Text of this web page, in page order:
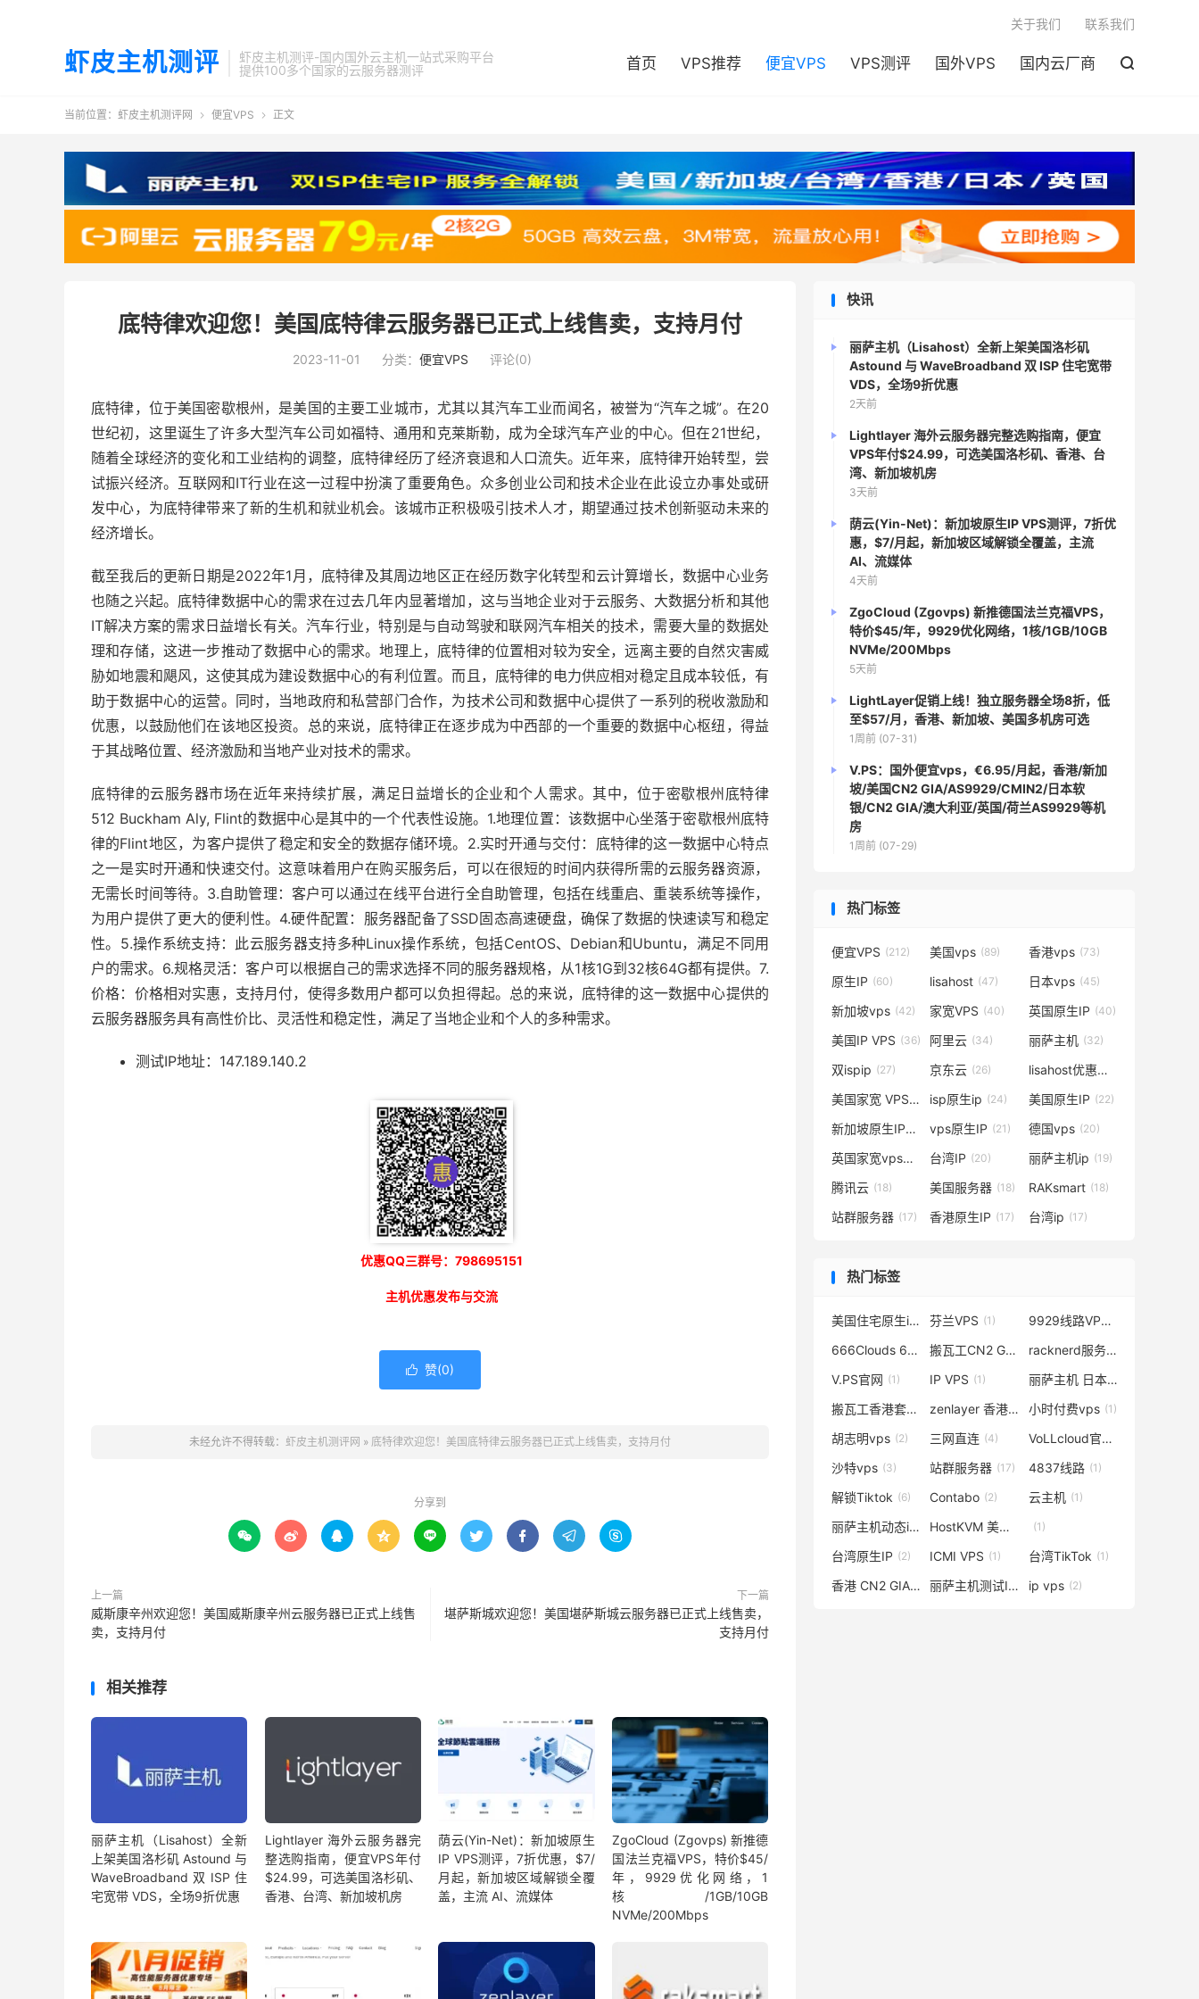
虾皮主机测评
虾皮主机测评-国内国外云主机一站式采购平台
提供100多个国家的云服务器测评
首页 VPS推荐 便宜VPS VPS测评 国外VPS 国内云厂商 
关于我们 联系我们
当前位置： 虾皮主机测评网  便宜VPS  正文
底特律欢迎您！美国底特律云服务器已正式上线售卖，支持月付
2023-11-01 分类： 便宜VPS 评论(0)
底特律，位于美国密歇根州，是美国的主要工业城市，尤其以其汽车工业而闻名，被誉为“汽车之城”。在20
世纪初，这里诞生了许多大型汽车公司如福特、通用和克莱斯勒，成为全球汽车产业的中心。但在21世纪，
随着全球经济的变化和工业结构的调整，底特律经历了经济衰退和人口流失。近年来，底特律开始转型，尝
试振兴经济。互联网和IT行业在这一过程中扮演了重要角色。众多创业公司和技术企业在此设立办事处或研
发中心，为底特律带来了新的生机和就业机会。该城市正积极吸引技术人才，期望通过技术创新驱动未来的
经济增长。
截至我后的更新日期是2022年1月，底特律及其周边地区正在经历数字化转型和云计算增长，数据中心业务
也随之兴起。底特律数据中心的需求在过去几年内显著增加，这与当地企业对于云服务、大数据分析和其他
IT解决方案的需求日益增长有关。汽车行业，特别是与自动驾驶和联网汽车相关的技术，需要大量的数据处
理和存储，这进一步推动了数据中心的需求。地理上，底特律的位置相对较为安全，远离主要的自然灾害威
胁如地震和飓风，这使其成为建设数据中心的有利位置。而且，底特律的电力供应相对稳定且成本较低，有
助于数据中心的运营。同时，当地政府和私营部门合作，为技术公司和数据中心提供了一系列的税收激励和
优惠，以鼓励他们在该地区投资。总的来说，底特律正在逐步成为中西部的一个重要的数据中心枢纽，得益
于其战略位置、经济激励和当地产业对技术的需求。
底特律的云服务器市场在近年来持续扩展，满足日益增长的企业和个人需求。其中，位于密歇根州底特律
512 Buckham Aly, Flint的数据中心是其中的一个代表性设施。1.地理位置：该数据中心坐落于密歇根州底特
律的Flint地区，为客户提供了稳定和安全的数据存储环境。2.实时开通与交付：底特律的这一数据中心特点
之一是实时开通和快速交付。这意味着用户在购买服务后，可以在很短的时间内获得所需的云服务器资源，
无需长时间等待。3.自助管理：客户可以通过在线平台进行全自助管理，包括在线重启、重装系统等操作，
为用户提供了更大的便利性。4.硬件配置：服务器配备了SSD固态高速硬盘，确保了数据的快速读写和稳定
性。5.操作系统支持：此云服务器支持多种Linux操作系统，包括CentOS、Debian和Ubuntu，满足不同用
户的需求。6.规格灵活：客户可以根据自己的需求选择不同的服务器规格，从1核1G到32核64G都有提供。7.
价格：价格相对实惠，支持月付，使得多数用户都可以负担得起。总的来说，底特律的这一数据中心提供的
云服务器服务具有高性价比、灵活性和稳定性，满足了当地企业和个人的多种需求。
测试IP地址：147.189.140.2
优惠QQ三群号：798695151
主机优惠发布与交流
 赞(0)
未经允许不得转载： 虾皮主机测评网 » 底特律欢迎您！美国底特律云服务器已正式上线售卖，支持月付
分享到
        
上一篇
威斯康辛州欢迎您！美国威斯康辛州云服务器已正式上线售
卖，支持月付
下一篇
堪萨斯城欢迎您！美国堪萨斯城云服务器已正式上线售卖，
支持月付
相关推荐
丽萨主机（Lisahost）全新
上架美国洛杉矶 Astound 与
WaveBroadband 双 ISP 住
宅宽带 VDS，全场9折优惠
Lightlayer 海外云服务器完
整选购指南，便宜VPS年付
$24.99，可选美国洛杉矶、
香港、台湾、新加坡机房
荫云(Yin-Net)：新加坡原生
IP VPS测评，7折优惠，$7/
月起，新加坡区域解锁全覆
盖，主流 AI、流媒体
ZgoCloud (Zgovps) 新推德
国法兰克福VPS，特价$45/
年，9929优化网络，1
核/1GB/10GB
NVMe/200Mbps
快讯
丽萨主机（Lisahost）全新上架美国洛杉矶
Astound 与 WaveBroadband 双 ISP 住宅宽带
VDS，全场9折优惠
2天前
Lightlayer 海外云服务器完整选购指南，便宜
VPS年付$24.99，可选美国洛杉矶、香港、台
湾、新加坡机房
3天前
荫云(Yin-Net)：新加坡原生IP VPS测评，7折优
惠，$7/月起，新加坡区域解锁全覆盖，主流
AI、流媒体
4天前
ZgoCloud (Zgovps) 新推德国法兰克福VPS，
特价$45/年，9929优化网络，1核/1GB/10GB
NVMe/200Mbps
5天前
LightLayer促销上线！独立服务器全场8折，低
至$57/月，香港、新加坡、美国多机房可选
1周前 (07-31)
V.PS：国外便宜vps，€6.95/月起，香港/新加
坡/美国CN2 GIA/AS9929/CMIN2/日本软
银/CN2 GIA/澳大利亚/英国/荷兰AS9929等机
房
1周前 (07-29)
热门标签
便宜VPS (212) 美国vps (89) 香港vps (73)
原生IP (60) lisahost (47) 日本vps (45)
新加坡vps (42) 家宽VPS (40) 英国原生IP (40)
美国IP VPS (36) 阿里云 (34) 丽萨主机 (32)
双ispip (27) 京东云 (26) lisahost优惠码
美国家宽 VPS(25)isp原生ip (24) 美国原生IP (22)
新加坡原生IP(21) vps原生IP (21) 德国vps (20)
英国家宽vps(20) 台湾IP (20) 丽萨主机ip (19)
腾讯云 (18) 美国服务器 (18) RAKsmart (18)
站群服务器 (17) 香港原生IP (17) 台湾ip (17)
热门标签
美国住宅原生ip (3)
芬兰VPS (1) 9929线路VPS
666Clouds 618 (1) 搬瓦工CN2 GIA (1) racknerd服务器
V.PS官网 (1) IP VPS (1) 丽萨主机 日本vps
搬瓦工香港套餐 (6) zenlayer 香港vps (1)
小时付费vps (1)
胡志明vps (2) 三网直连 (4) VoLLcloud官网
沙特vps (3) 站群服务器 (17) 4837线路 (1)
解锁Tiktok (6) Contabo (2) 云主机 (1)
丽萨主机动态ip (1) HostKVM 美国vps (1)
(1)
台湾原生IP (2) ICMI VPS (1) 台湾TikTok (1)
香港 CN2 GIA
(6) 丽萨主机测试IP (1)ip vps (2)